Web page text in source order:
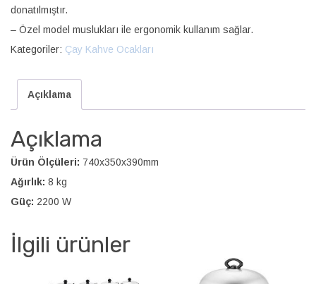
donatılmıştır.
– Özel model muslukları ile ergonomik kullanım sağlar.
Kategoriler: Çay Kahve Ocakları
Açıklama
Açıklama
Ürün Ölçüleri: 740x350x390mm
Ağırlık: 8 kg
Güç: 2200 W
İlgili ürünler